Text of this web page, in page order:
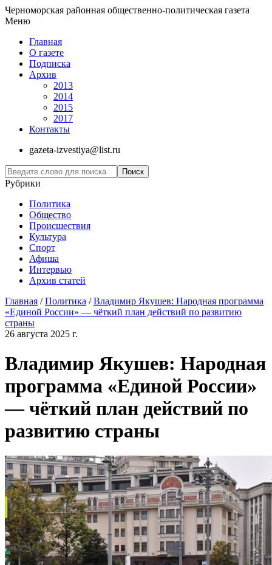
Черноморская районная общественно-политическая газета
Меню
Главная
О газете
Подписка
Архив
2013
2014
2015
2017
Контакты
gazeta-izvestiya@list.ru
Рубрики
Политика
Общество
Проиcшествия
Культура
Спорт
Афиша
Интервью
Архив статей
Главная /Политика /Владимир Якушев: Народная программа
«Единой России» — чёткий план действий по развитию
страны
26 августа 2025 г.
Владимир Якушев: Народная
программа «Единой России»
— чёткий план действий по
развитию страны